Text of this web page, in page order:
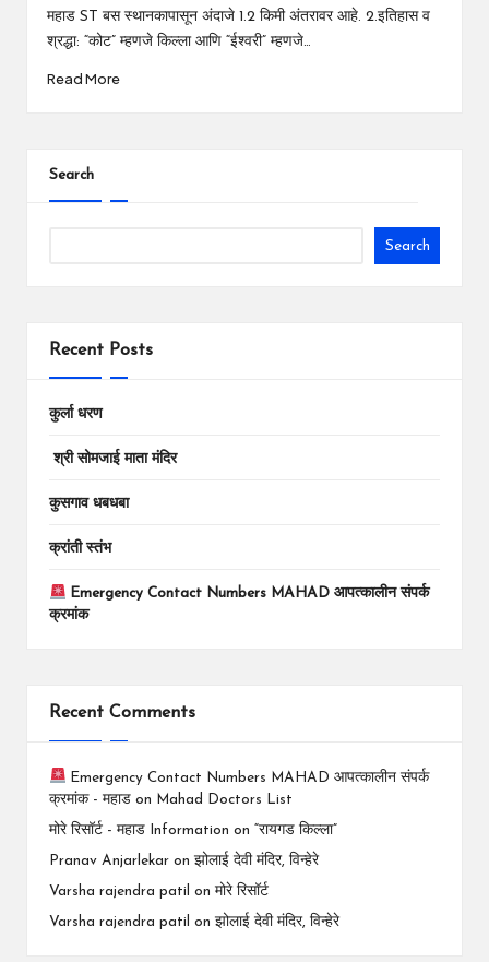
महाड ST बस स्थानकापासून अंदाजे 1.2 किमी अंतरावर आहे. 2.इतिहास व
श्रद्धा: “कोट” म्हणजे किल्ला आणि “ईश्वरी” म्हणजे…
Read More
Search
Search
Recent Posts
कुर्ला धरण
श्री सोमजाई माता मंदिर
कुसगाव धबधबा
क्रांती स्तंभ
Emergency Contact Numbers MAHAD आपत्कालीन संपर्क
क्रमांक
Recent Comments
Emergency Contact Numbers MAHAD आपत्कालीन संपर्क
क्रमांक - महाड on Mahad Doctors List
मोरे रिसॉर्ट - महाड Information on “रायगड किल्ला”
Pranav Anjarlekar on झोलाई देवी मंदिर, विन्हेरे
Varsha rajendra patil on मोरे रिसॉर्ट
Varsha rajendra patil on झोलाई देवी मंदिर, विन्हेरे